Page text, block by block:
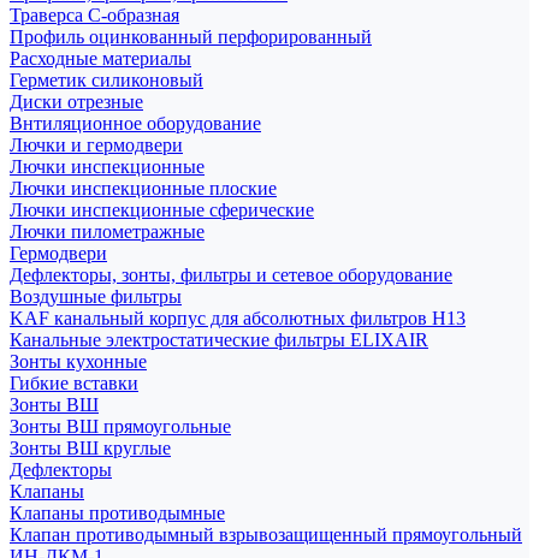
Траверса С-образная
Профиль оцинкованный перфорированный
Расходные материалы
Герметик силиконовый
Диски отрезные
Внтиляционное оборудование
Лючки и гермодвери
Лючки инспекционные
Лючки инспекционные плоские
Лючки инспекционные сферические
Лючки пилометражные
Гермодвери
Дефлекторы, зонты, фильтры и сетевое оборудование
Воздушные фильтры
KAF канальный корпус для абсолютных фильтров H13
Канальные электростатические фильтры ELIXAIR
Зонты кухонные
Гибкие вставки
Зонты ВШ
Зонты ВШ прямоугольные
Зонты ВШ круглые
Дефлекторы
Клапаны
Клапаны противодымные
Клапан противодымный взрывозащищенный прямоугольный